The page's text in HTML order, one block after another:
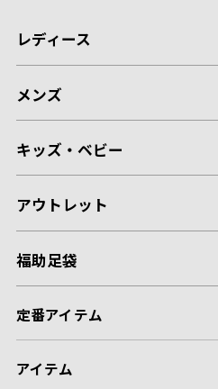
レディース
メンズ
キッズ・ベビー
アウトレット
福助足袋
定番アイテム
アイテム